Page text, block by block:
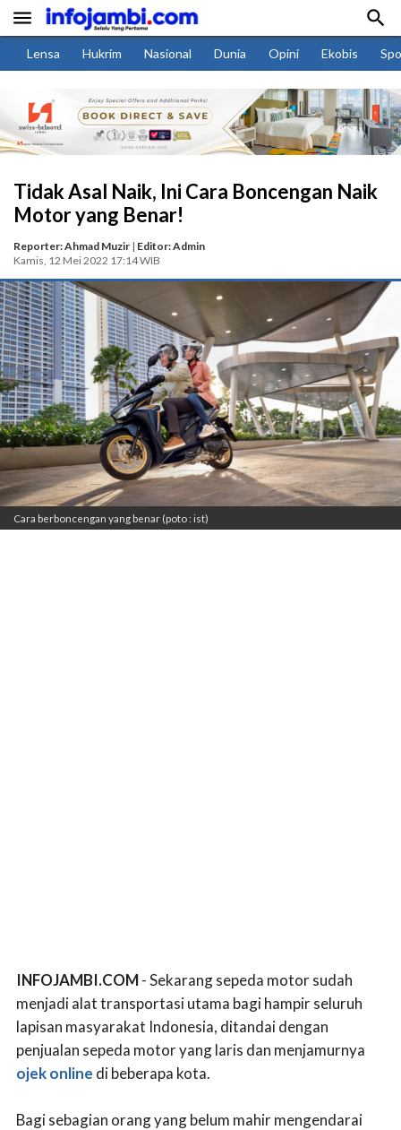
 
Lensa Hukrim Nasional Dunia Opini Ekobis
Tidak Asal Naik, Ini Cara Boncengan Naik
Motor yang Benar!
Reporter: Ahmad Muzir | Editor: Admin
Kamis, 12 Mei 2022 17:14 WIB
Cara berboncengan yang benar (poto : ist)
INFOJAMBI.COM- Sekarang sepeda motor sudah
menjadi alat transportasi utama bagi hampir seluruh
lapisan masyarakat Indonesia, ditandai dengan
penjualan sepeda motor yang laris dan menjamurnya
ojek online di beberapa kota.
Bagi sebagian orang yang belum mahir mengendarai